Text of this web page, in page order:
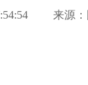
来源